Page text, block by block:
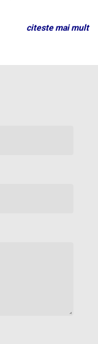
citeste mai mult